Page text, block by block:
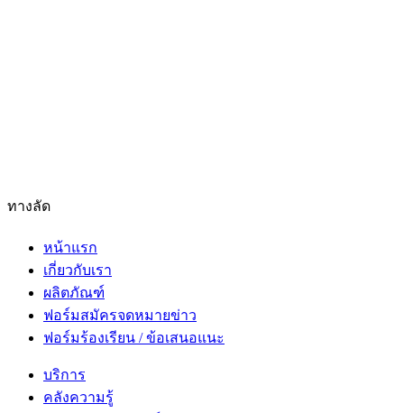
ทางลัด
หน้าแรก
เกี่ยวกับเรา
ผลิตภัณฑ์
ฟอร์มสมัครจดหมายข่าว
ฟอร์มร้องเรียน / ข้อเสนอแนะ
บริการ
คลังความรู้